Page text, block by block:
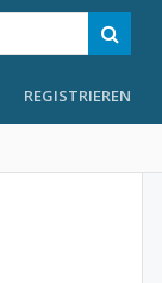
REGISTRIEREN